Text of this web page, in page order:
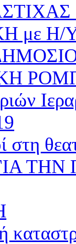
με Η/
στη
ΤΗΝ